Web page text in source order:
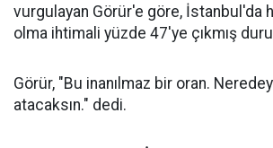
vurgulayan Görür'e göre, İstanbul'da
olma ihtimali yüzde 47'ye çıkmış
Görür, "Bu inanılmaz bir oran.
atacaksın." dedi.